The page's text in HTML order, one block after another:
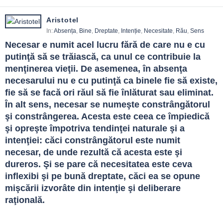
Aristotel
In:Absența, Bine, Dreptate, Intenție, Necesitate, Rău, Sens
Necesar e numit acel lucru fără de care nu e cu
putinţă să se trăiască, ca unul ce contribuie la
menţinerea vieţii. De asemenea, în absenţa
necesarului nu e cu putinţă ca binele fie să existe,
fie să se facă ori răul să fie înlăturat sau eliminat.
În alt sens, necesar se numeşte constrângătorul
şi constrângerea. Acesta este ceea ce împiedică
şi opreşte împotriva tendinţei naturale şi a
intenţiei: căci constrângătorul este numit
necesar, de unde rezultă că acesta este şi
dureros. Şi se pare că necesitatea este ceva
inflexibi şi pe bună dreptate, căci ea se opune
mişcării izvorâte din intenţie şi deliberare
raţională.